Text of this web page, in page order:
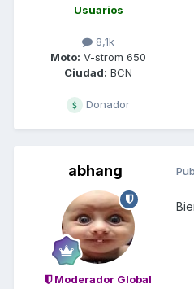
Usuarios
8,1k
Moto: V-strom 650
Ciudad: BCN
Donador
abhang
Moderador Global